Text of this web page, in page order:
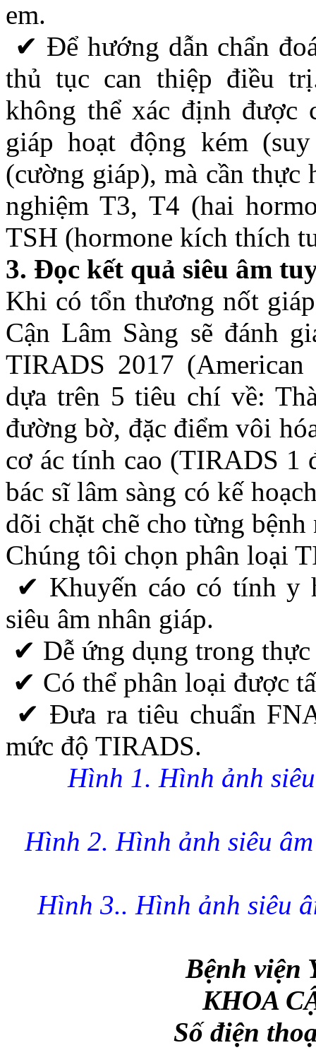
em.
✔ Để hướng dẫn chẩn
thủ tục can thiệp điều
không thể xác định được
giáp hoạt động kém
(cường giáp), mà cần thực
nghiệm T3, T4 (hai
TSH (hormone kích thích
3. Đọc kết quả siêu âm
Khi có tổn thương nốt
Cận Lâm Sàng sẽ đánh
TIRADS 2017
dựa trên 5 tiêu chí về:
đường bờ, đặc điểm vôi
cơ ác tính cao (TIRADS 1
bác sĩ lâm sàng có kế
dõi chặt chẽ cho từng bệnh
Chúng tôi chọn phân loại
✔ Khuyến cáo có tính y
siêu âm nhân giáp.
✔ Dễ ứng dụng trong thực
✔ Có thể phân loại được
✔ Đưa ra tiêu chuẩn
mức độ TIRADS.
Hình 1. Hình ảnh
Hình 2. Hình ảnh siêu
Hình 3.. Hình ảnh siêu
Bệnh viện
KHOA
Số điện